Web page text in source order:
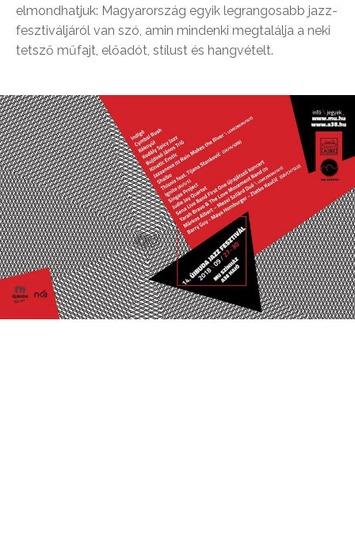
elmondhatjuk: Magyarország egyik legrangosabb jazz-
fesztiváljáról van szó, amin mindenki megtalálja a neki
tetsző műfajt, előadót, stílust és hangvételt.